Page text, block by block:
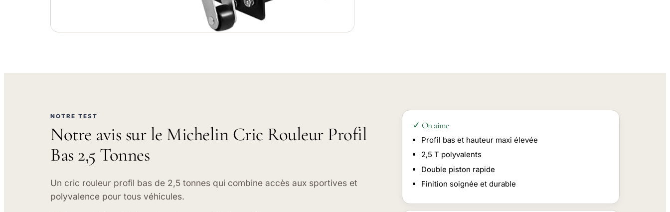
NOTRE TEST
Notre avis sur le Michelin Cric Rouleur Profil
Bas 2,5 Tonnes
Un cric rouleur profil bas de 2,5 tonnes qui combine accès aux sportives et
polyvalence pour tous véhicules.
✓ On aime
Profil bas et hauteur maxi élevée
2,5 T polyvalents
Double piston rapide
Finition soignée et durable